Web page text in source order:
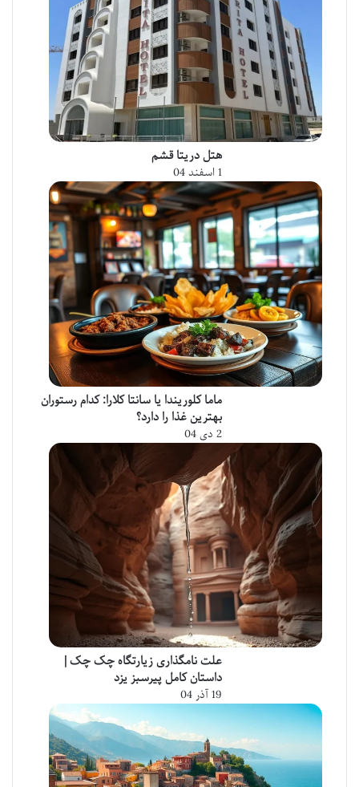
هتل دریتا قشم
1 اسفند 04
ماما کلوریندا یا سانتا کلارا: کدام رستوران
بهترین غذا را دارد؟
2 دی 04
علت نامگذاری زیارتگاه چک چک |
داستان کامل پیرسبز یزد
19 آذر 04